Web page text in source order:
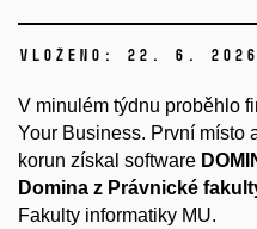
Vloženo: 22. 6. 2026
V minulém týdnu proběhlo
Your Business. První místo
korun získal software
Domina z Právnické
Fakulty informatiky MU.